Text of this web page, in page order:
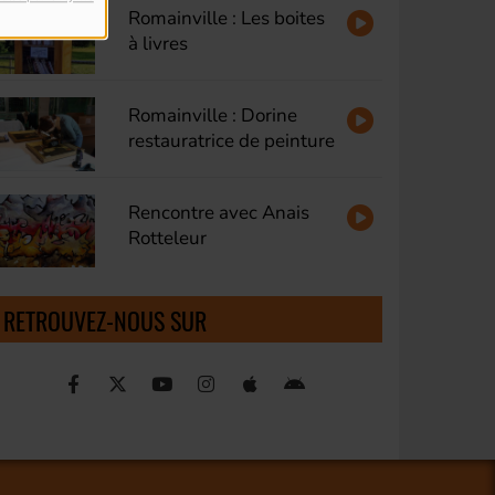
Romainville : Les boites
à livres
Romainville : Dorine
restauratrice de peinture
Rencontre avec Anais
Rotteleur
RETROUVEZ-NOUS SUR